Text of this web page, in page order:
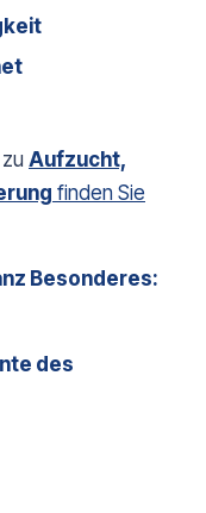
Aufzucht,
finden Sie
Besonderes:
des